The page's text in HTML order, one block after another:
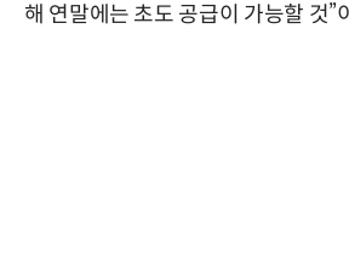
해 연말에는 초도 공급이 가능할 것”